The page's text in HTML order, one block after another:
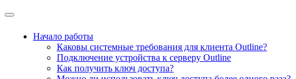
Начало работы
Каковы системные требования для клиента Outline?
Подключение устройства к серверу Outline
Как получить ключ доступа?